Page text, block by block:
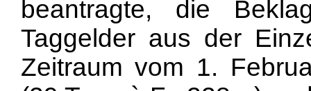
beantragte, die
Taggelder aus der
Zeitraum vom 1.